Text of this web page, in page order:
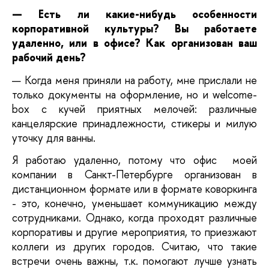
— Есть ли какие-нибудь особенности
корпоративной культуры? Вы работаете
удаленно, или в офисе? Как организован ваш
рабочий день?
— Когда меня приняли на работу, мне прислали не
только документы на оформление, но и welcome-
box с кучей приятных мелочей: различные
канцелярские принадлежности, стикеры и милую
уточку для ванны.
Я работаю удаленно, потому что офис  моей
компании в Санкт-Петербурге организован в
дистанционном формате или в формате коворкинга
- это, конечно, уменьшает коммуникацию между
сотрудниками. Однако, когда проходят различные
корпоративы и другие мероприятия, то приезжают
коллеги из других городов. Считаю, что такие
встречи очень важны, т.к. помогают лучше узнать